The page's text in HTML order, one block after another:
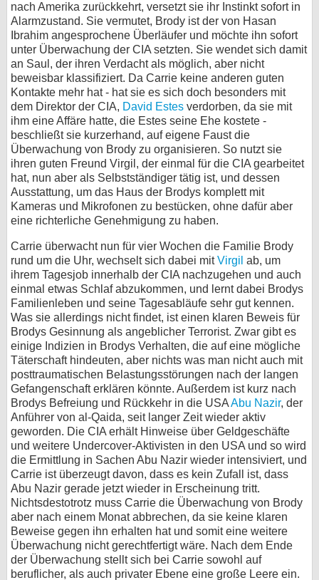
nach Amerika zurückkehrt, versetzt sie ihr Instinkt sofort in
Alarmzustand. Sie vermutet, Brody ist der von Hasan
Ibrahim angesprochene Überläufer und möchte ihn sofort
unter Überwachung der CIA setzten. Sie wendet sich damit
an Saul, der ihren Verdacht als möglich, aber nicht
beweisbar klassifiziert. Da Carrie keine anderen guten
Kontakte mehr hat - hat sie es sich doch besonders mit
dem Direktor der CIA, David Estes verdorben, da sie mit
ihm eine Affäre hatte, die Estes seine Ehe kostete -
beschließt sie kurzerhand, auf eigene Faust die
Überwachung von Brody zu organisieren. So nutzt sie
ihren guten Freund Virgil, der einmal für die CIA gearbeitet
hat, nun aber als Selbstständiger tätig ist, und dessen
Ausstattung, um das Haus der Brodys komplett mit
Kameras und Mikrofonen zu bestücken, ohne dafür aber
eine richterliche Genehmigung zu haben.
Carrie überwacht nun für vier Wochen die Familie Brody
rund um die Uhr, wechselt sich dabei mitVirgil ab, um
ihrem Tagesjob innerhalb der CIA nachzugehen und auch
einmal etwas Schlaf abzukommen, und lernt dabei Brodys
Familienleben und seine Tagesabläufe sehr gut kennen.
Was sie allerdings nicht findet, ist einen klaren Beweis für
Brodys Gesinnung als angeblicher Terrorist. Zwar gibt es
einige Indizien in Brodys Verhalten, die auf eine mögliche
Täterschaft hindeuten, aber nichts was man nicht auch mit
posttraumatischen Belastungsstörungen nach der langen
Gefangenschaft erklären könnte. Außerdem ist kurz nach
Brodys Befreiung und Rückkehr in die USAAbu Nazir, der
Anführer von al-Qaida, seit langer Zeit wieder aktiv
geworden. Die CIA erhält Hinweise über Geldgeschäfte
und weitere Undercover-Aktivisten in den USA und so wird
die Ermittlung in Sachen Abu Nazir wieder intensiviert, und
Carrie ist überzeugt davon, dass es kein Zufall ist, dass
Abu Nazir gerade jetzt wieder in Erscheinung tritt.
Nichtsdestotrotz muss Carrie die Überwachung von Brody
aber nach einem Monat abbrechen, da sie keine klaren
Beweise gegen ihn erhalten hat und somit eine weitere
Überwachung nicht gerechtfertigt wäre. Nach dem Ende
der Überwachung stellt sich bei Carrie sowohl auf
beruflicher, als auch privater Ebene eine große Leere ein.